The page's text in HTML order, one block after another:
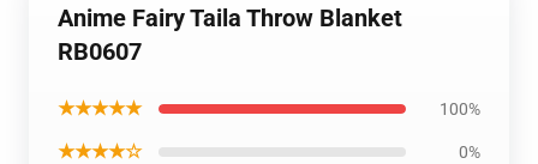
Anime Fairy Taila Throw Blanket
RB0607
★★★★★ 100%
★★★★☆ 0%